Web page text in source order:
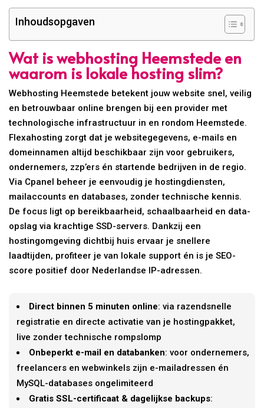
Inhoudsopgaven
Wat is webhosting Heemstede en
waarom is lokale hosting slim?
Webhosting Heemstede betekent jouw website snel, veilig
en betrouwbaar online brengen bij een provider met
technologische infrastructuur in en rondom Heemstede.
Flexahosting zorgt dat je websitegegevens, e-mails en
domeinnamen altijd beschikbaar zijn voor gebruikers,
ondernemers, zzp’ers én startende bedrijven in de regio.
Via Cpanel beheer je eenvoudig je hostingdiensten,
mailaccounts en databases, zonder technische kennis.
De focus ligt op bereikbaarheid, schaalbaarheid en data-
opslag via krachtige SSD-servers. Dankzij een
hostingomgeving dichtbij huis ervaar je snellere
laadtijden, profiteer je van lokale support én is je SEO-
score positief door Nederlandse IP-adressen.
Direct binnen 5 minuten online: via razendsnelle
registratie en directe activatie van je hostingpakket,
live zonder technische rompslomp
Onbeperkt e-mail en databanken: voor ondernemers,
freelancers en webwinkels zijn e-mailadressen én
MySQL-databases ongelimiteerd
Gratis SSL-certificaat & dagelijkse backups: